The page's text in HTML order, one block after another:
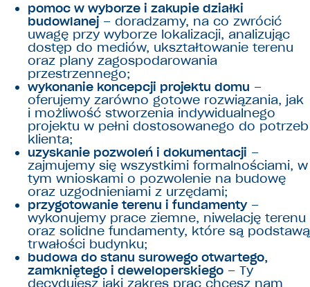
pomoc w wyborze i zakupie działki
budowlanej – doradzamy, na co zwrócić
uwagę przy wyborze lokalizacji, analizując
dostęp do mediów, ukształtowanie terenu
oraz plany zagospodarowania
przestrzennego;
wykonanie koncepcji projektu domu –
oferujemy zarówno gotowe rozwiązania, jak
i możliwość stworzenia indywidualnego
projektu w pełni dostosowanego do potrzeb
klienta;
uzyskanie pozwoleń i dokumentacji –
zajmujemy się wszystkimi formalnościami, w
tym wnioskami o pozwolenie na budowę
oraz uzgodnieniami z urzędami;
przygotowanie terenu i fundamenty–
wykonujemy prace ziemne, niwelację terenu
oraz solidne fundamenty, które są podstawą
trwałości budynku;
budowa do stanu surowego otwartego,
zamkniętego i deweloperskiego – Ty
decydujesz jaki zakres prac chcesz nam